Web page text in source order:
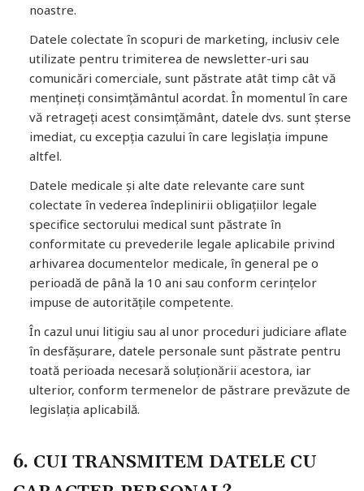
noastre.
Datele colectate în scopuri de marketing, inclusiv cele
utilizate pentru trimiterea de newsletter-uri sau
comunicări comerciale, sunt păstrate atât timp cât vă
mențineți consimțământul acordat. În momentul în care
vă retrageți acest consimțământ, datele dvs. sunt șterse
imediat, cu excepția cazului în care legislația impune
altfel.
Datele medicale și alte date relevante care sunt
colectate în vederea îndeplinirii obligațiilor legale
specifice sectorului medical sunt păstrate în
conformitate cu prevederile legale aplicabile privind
arhivarea documentelor medicale, în general pe o
perioadă de până la 10 ani sau conform cerințelor
impuse de autoritățile competente.
În cazul unui litigiu sau al unor proceduri judiciare aflate
în desfășurare, datele personale sunt păstrate pentru
toată perioada necesară soluționării acestora, iar
ulterior, conform termenelor de păstrare prevăzute de
legislația aplicabilă.
6. CUI TRANSMITEM DATELE CU